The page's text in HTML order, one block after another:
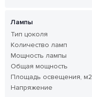
Лампы
Тип цоколя
Количество ламп
Мощность лампы
Общая мощность
Площадь освещения, м2
Напряжение